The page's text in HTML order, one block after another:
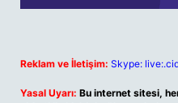
Reklam ve İletişim: Skype:
Yasal Uyarı: Bu internet sitesi,